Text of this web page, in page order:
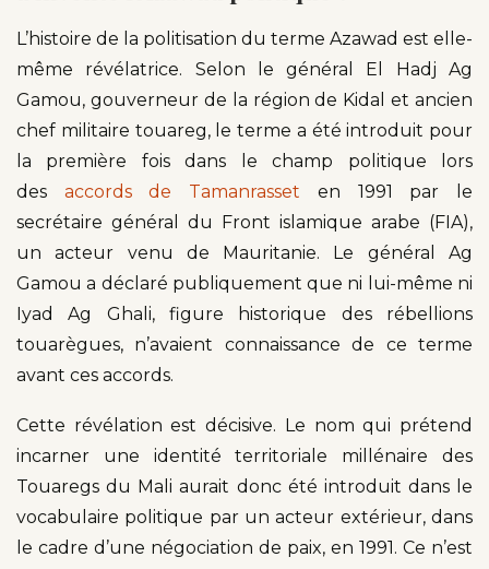
L’histoire de la politisation du terme Azawad est elle-
même révélatrice. Selon le général El Hadj Ag
Gamou, gouverneur de la région de Kidal et ancien
chef militaire touareg, le terme a été introduit pour
la première fois dans le champ politique lors
des accords de Tamanrasset en 1991 par le
secrétaire général du Front islamique arabe (FIA),
un acteur venu de Mauritanie. Le général Ag
Gamou a déclaré publiquement que ni lui-même ni
Iyad Ag Ghali, figure historique des rébellions
touarègues, n’avaient connaissance de ce terme
avant ces accords.
Cette révélation est décisive. Le nom qui prétend
incarner une identité territoriale millénaire des
Touaregs du Mali aurait donc été introduit dans le
vocabulaire politique par un acteur extérieur, dans
le cadre d’une négociation de paix, en 1991. Ce n’est